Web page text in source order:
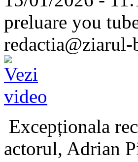
preluare you
redactia@ziarul-
Excepționala
actorul, Adrian